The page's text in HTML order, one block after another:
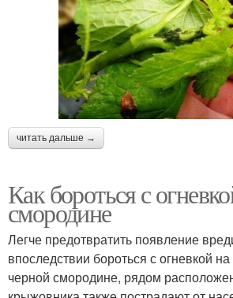
читать дальше →
Как бороться с
смородине
Легче предотвратить появление
впоследствии бороться с огневкой
черной смородине, рядом